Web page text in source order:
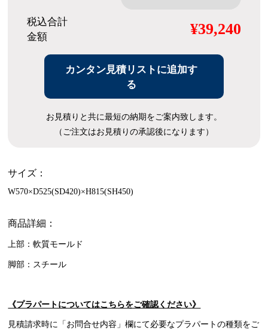
税込合計
金額
¥39,240
カンタン見積リストに追加す
る
お見積りと共に最短の納期をご案内致します。
（ご注文はお見積りの承認後になります）
サイズ：
W570×D525(SD420)×H815(SH450)
商品詳細：
上部：軟質モールド
脚部：スチール
《プラパートについてはこちらをご確認ください》
見積請求時に「お問合せ内容」欄にて必要なプラパートの種類をご